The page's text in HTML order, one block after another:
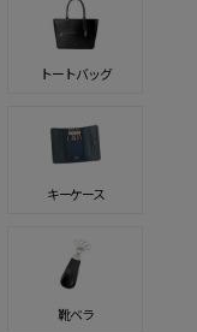
トートバッグ
キーケース
靴ベラ